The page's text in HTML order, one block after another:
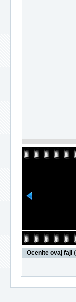
Ocenite ovaj fajl